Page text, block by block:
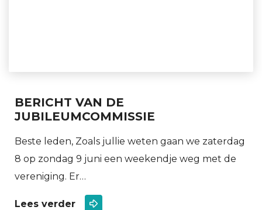
BERICHT VAN DE
JUBILEUMCOMMISSIE
Beste leden, Zoals jullie weten gaan we zaterdag
8 op zondag 9 juni een weekendje weg met de
vereniging. Er…
Lees verder